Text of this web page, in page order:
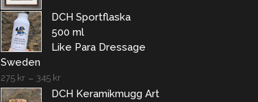
DCH Sportflaska
500 ml
Like Para Dressage
Sweden
275 kr– 345 kr
DCH Keramikmugg Art